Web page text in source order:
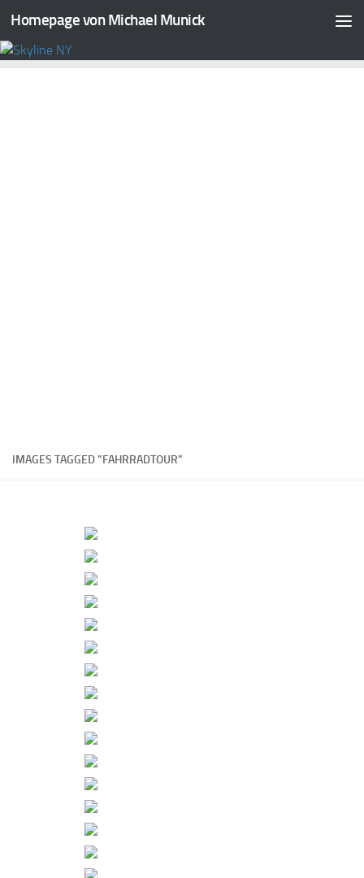
Zum Inhalt springen
Homepage von Michael Munick
IMAGES TAGGED "FAHRRADTOUR"